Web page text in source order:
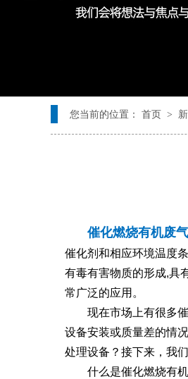
您当前的位置： 首页 >
催化燃烧有机废
催化剂和相应环境温度
有毒有害物质的形成,具
常广泛的应用。
现在市场上有很多催
设备安装或质量差的情
处理设备？接下来，我
什么是催化燃烧有机